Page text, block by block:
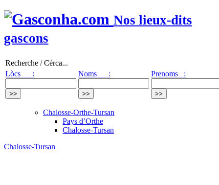
Nos lieux-dits
gascons
Recherche / Cèrca...
Lòcs :
Noms : Prenoms :
Chalosse-Orthe-Tursan
Pays d’Orthe
Chalosse-Tursan
Chalosse-Tursan